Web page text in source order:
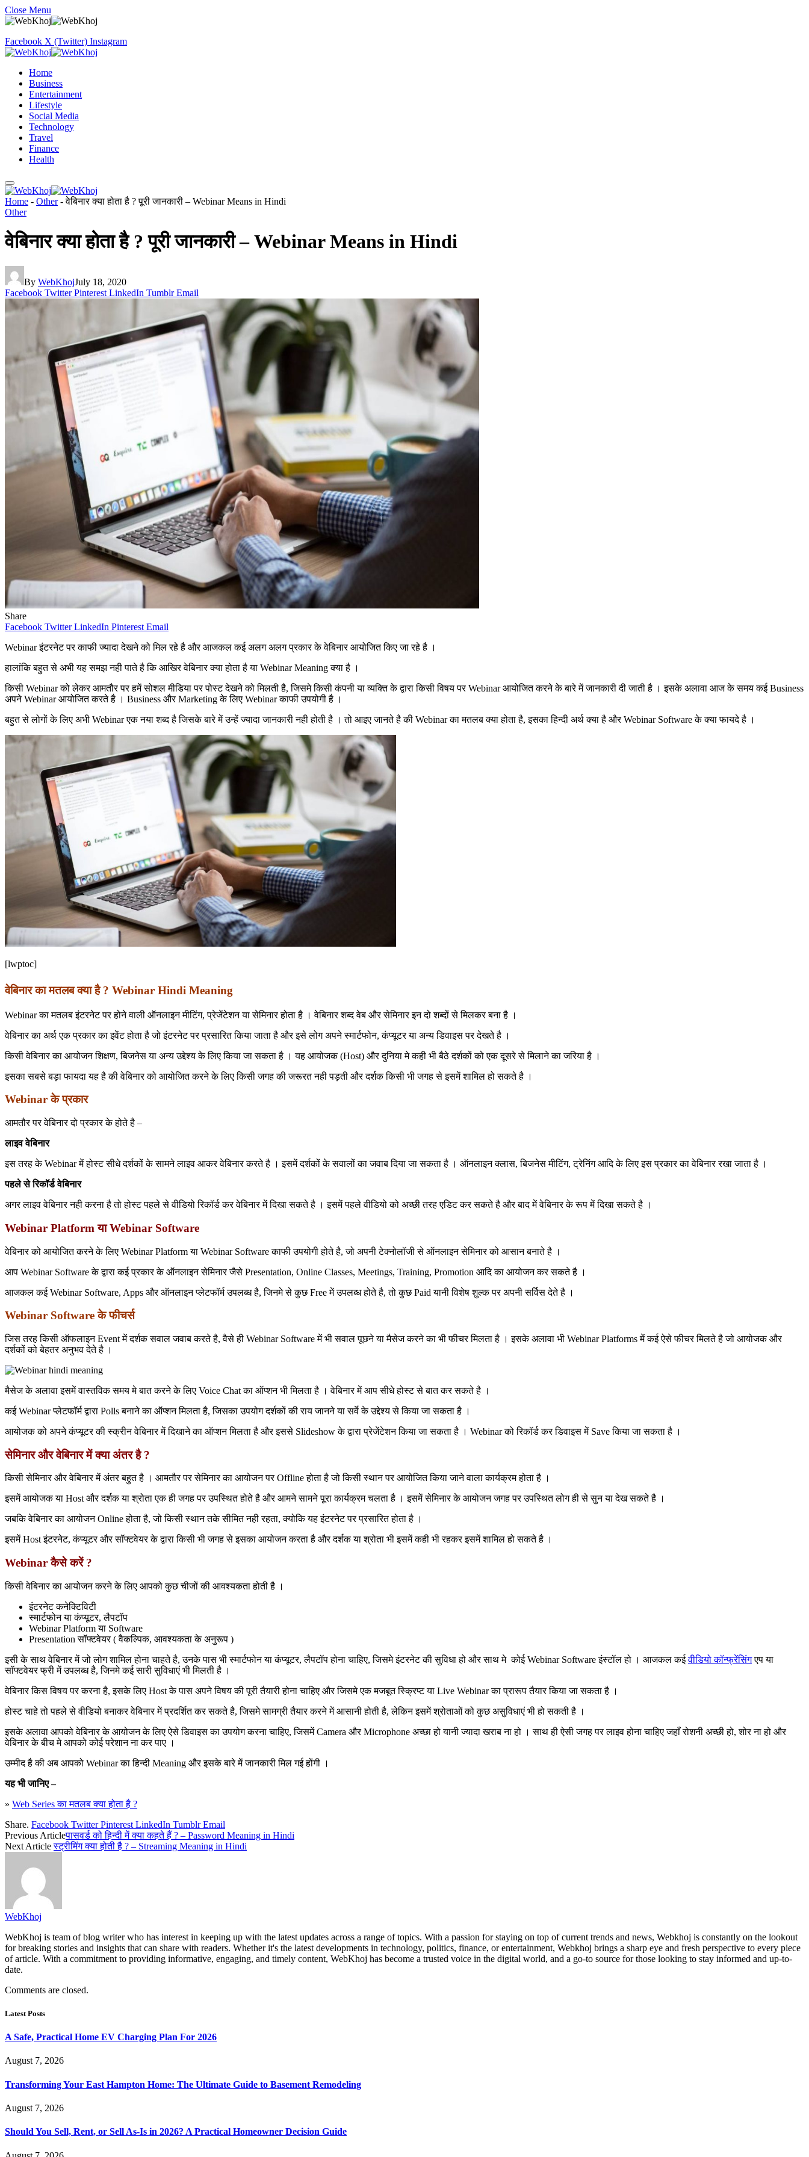
Close Menu
Facebook X (Twitter) Instagram
Home
Business
Entertainment
Lifestyle
Social Media
Technology
Travel
Finance
Health
Home - Other-वेबिनार क्या होता है ? पूरी जानकारी – Webinar Means in Hindi
Other
वेबिनार क्या होता है ? पूरी जानकारी – Webinar Means in Hindi
By WebKhojJuly 18, 2020
Facebook Twitter Pinterest LinkedIn Tumblr Email
Share
Facebook Twitter LinkedIn Pinterest Email
Webinar इंटरनेट पर काफी ज्यादा देखने को मिल रहे है और आजकल कई अलग अलग प्रकार के वेबिनार आयोजित किए जा रहे है ।
हालांकि बहुत से अभी यह समझ नही पाते है कि आखिर वेबिनार क्या होता है या Webinar Meaning क्या है ।
किसी Webinar को लेकर आमतौर पर हमें सोशल मीडिया पर पोस्ट देखने को मिलती है, जिसमे किसी कंपनी या व्यक्ति के द्वारा किसी विषय पर Webinar आयोजित करने के बारे में जानकारी दी जाती है । इसके अलावा आज के समय कई Business
अपने Webinar आयोजित करते है । Business और Marketing के लिए Webinar काफी उपयोगी है ।
बहुत से लोगों के लिए अभी Webinar एक नया शब्द है जिसके बारे में उन्हें ज्यादा जानकारी नही होती है । तो आइए जानते है की Webinar का मतलब क्या होता है, इसका हिन्दी अर्थ क्या है और Webinar Software के क्या फायदे है ।
[lwptoc]
वेबिनार का मतलब क्या है ? Webinar Hindi Meaning
Webinar का मतलब इंटरनेट पर होने वाली ऑनलाइन मीटिंग, प्रेजेंटेशन या सेमिनार होता है । वेबिनार शब्द वेब और सेमिनार इन दो शब्दों से मिलकर बना है ।
वेबिनार का अर्थ एक प्रकार का इवेंट होता है जो इंटरनेट पर प्रसारित किया जाता है और इसे लोग अपने स्मार्टफोन, कंप्यूटर या अन्य डिवाइस पर देखते है ।
किसी वेबिनार का आयोजन शिक्षण, बिजनेस या अन्य उद्देश्य के लिए किया जा सकता है । यह आयोजक (Host) और दुनिया मे कही भी बैठे दर्शकों को एक दूसरे से मिलाने का जरिया है ।
इसका सबसे बड़ा फायदा यह है की वेबिनार को आयोजित करने के लिए किसी जगह की जरूरत नही पड़ती और दर्शक किसी भी जगह से इसमें शामिल हो सकते है ।
Webinar के प्रकार
आमतौर पर वेबिनार दो प्रकार के होते है –
लाइव वेबिनार
इस तरह के Webinar में होस्ट सीधे दर्शकों के सामने लाइव आकर वेबिनार करते है । इसमें दर्शकों के सवालों का जवाब दिया जा सकता है । ऑनलाइन क्लास, बिजनेस मीटिंग, ट्रेनिंग आदि के लिए इस प्रकार का वेबिनार रखा जाता है ।
पहले से रिकॉर्ड वेबिनार
अगर लाइव वेबिनार नही करना है तो होस्ट पहले से वीडियो रिकॉर्ड कर वेबिनार में दिखा सकते है । इसमें पहले वीडियो को अच्छी तरह एडिट कर सकते है और बाद में वेबिनार के रूप में दिखा सकते है ।
Webinar Platform या Webinar Software
वेबिनार को आयोजित करने के लिए Webinar Platform या Webinar Software काफी उपयोगी होते है, जो अपनी टेक्नोलॉजी से ऑनलाइन सेमिनार को आसान बनाते है ।
आप Webinar Software के द्वारा कई प्रकार के ऑनलाइन सेमिनार जैसे Presentation, Online Classes, Meetings, Training, Promotion आदि का आयोजन कर सकते है ।
आजकल कई Webinar Software, Apps और ऑनलाइन प्लेटफॉर्म उपलब्ध है, जिनमे से कुछ Free में उपलब्ध होते है, तो कुछ Paid यानी विशेष शुल्क पर अपनी सर्विस देते है ।
Webinar Software के फीचर्स
जिस तरह किसी ऑफलाइन Event में दर्शक सवाल जवाब करते है, वैसे ही Webinar Software में भी सवाल पूछने या मैसेज करने का भी फीचर मिलता है । इसके अलावा भी Webinar Platforms में कई ऐसे फीचर मिलते है जो आयोजक और
दर्शकों को बेहतर अनुभव देते है ।
मैसेज के अलावा इसमें वास्तविक समय मे बात करने के लिए Voice Chat का ऑप्शन भी मिलता है । वेबिनार में आप सीधे होस्ट से बात कर सकते है ।
कई Webinar प्लेटफॉर्म द्वारा Polls बनाने का ऑप्शन मिलता है, जिसका उपयोग दर्शकों की राय जानने या सर्वे के उद्देश्य से किया जा सकता है ।
आयोजक को अपने कंप्यूटर की स्क्रीन वेबिनार में दिखाने का ऑप्शन मिलता है और इससे Slideshow के द्वारा प्रेजेंटेशन किया जा सकता है । Webinar को रिकॉर्ड कर डिवाइस में Save किया जा सकता है ।
सेमिनार और वेबिनार में क्या अंतर है ?
किसी सेमिनार और वेबिनार में अंतर बहुत है । आमतौर पर सेमिनार का आयोजन पर Offline होता है जो किसी स्थान पर आयोजित किया जाने वाला कार्यक्रम होता है ।
इसमें आयोजक या Host और दर्शक या श्रोता एक ही जगह पर उपस्थित होते है और आमने सामने पूरा कार्यक्रम चलता है । इसमें सेमिनार के आयोजन जगह पर उपस्थित लोग ही से सुन या देख सकते है ।
जबकि वेबिनार का आयोजन Online होता है, जो किसी स्थान तके सीमित नही रहता, क्योकि यह इंटरनेट पर प्रसारित होता है ।
इसमें Host इंटरनेट, कंप्यूटर और सॉफ्टवेयर के द्वारा किसी भी जगह से इसका आयोजन करता है और दर्शक या श्रोता भी इसमें कही भी रहकर इसमें शामिल हो सकते है ।
Webinar कैसे करें ?
किसी वेबिनार का आयोजन करने के लिए आपको कुछ चीजों की आवश्यकता होती है ।
इंटरनेट कनेक्टिविटी
स्मार्टफोन या कंप्यूटर, लैपटॉप
Webinar Platform या Software
Presentation सॉफ्टवेयर ( वैकल्पिक, आवश्यकता के अनुरूप )
इसी के साथ वेबिनार में जो लोग शामिल होना चाहते है, उनके पास भी स्मार्टफोन या कंप्यूटर, लैपटॉप होना चाहिए, जिसमे इंटरनेट की सुविधा हो और साथ मे कोई Webinar Software इंस्टॉल हो । आजकल कईवीडियो कॉन्फ्रेंसिंगएप या
सॉफ्टवेयर फ्री में उपलब्ध है, जिनमे कई सारी सुविधाएं भी मिलती है ।
वेबिनार किस विषय पर करना है, इसके लिए Host के पास अपने विषय की पूरी तैयारी होना चाहिए और जिसमे एक मजबूत स्क्रिप्ट या Live Webinar का प्रारूप तैयार किया जा सकता है ।
होस्ट चाहे तो पहले से वीडियो बनाकर वेबिनार में प्रदर्शित कर सकते है, जिसमे सामग्री तैयार करने में आसानी होती है, लेकिन इसमें श्रोताओं को कुछ असुविधाएं भी हो सकती है ।
इसके अलावा आपको वेबिनार के आयोजन के लिए ऐसे डिवाइस का उपयोग करना चाहिए, जिसमें Camera और Microphone अच्छा हो यानी ज्यादा खराब ना हो । साथ ही ऐसी जगह पर लाइव होना चाहिए जहाँ रोशनी अच्छी हो, शोर ना हो और
वेबिनार के बीच मे आपको कोई परेशान ना कर पाए ।
उम्मीद है की अब आपको Webinar का हिन्दी Meaning और इसके बारे में जानकारी मिल गई होंगी ।
यह भी जानिए –
» Web Series का मतलब क्या होता है ?
Share. Facebook Twitter Pinterest LinkedIn Tumblr Email
Previous Articleपासवर्ड को हिन्दी में क्या कहते हैं ? – Password Meaning in Hindi
Next Articleस्ट्रीमिंग क्या होती है ? – Streaming Meaning in Hindi
WebKhoj
WebKhoj is team of blog writer who has interest in keeping up with the latest updates across a range of topics. With a passion for staying on top of current trends and news, Webkhoj is constantly on the lookout
for breaking stories and insights that can share with readers. Whether it's the latest developments in technology, politics, finance, or entertainment, Webkhoj brings a sharp eye and fresh perspective to every piece
of article. With a commitment to providing informative, engaging, and timely content, WebKhoj has become a trusted voice in the digital world, and a go-to source for those looking to stay informed and up-to-
date.
Comments are closed.
Latest Posts
A Safe, Practical Home EV Charging Plan For 2026
August 7, 2026
Transforming Your East Hampton Home: The Ultimate Guide to Basement Remodeling
August 7, 2026
Should You Sell, Rent, or Sell As-Is in 2026? A Practical Homeowner Decision Guide